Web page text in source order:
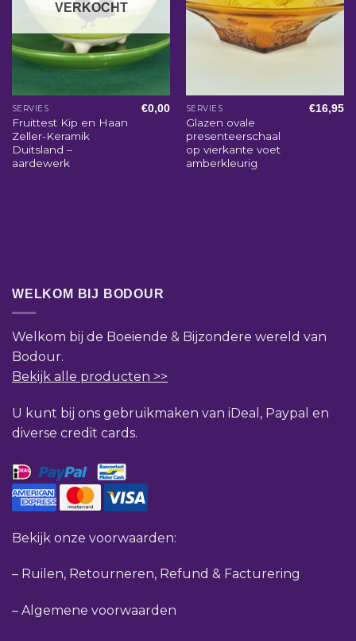
VERKOCHT
SERVIES
Fruittest Kip en Haan
Zeller-Keramik
Duitsland –
aardewerk
€0,00 SERVIES
Glazen ovale
presenteerschaal
op vierkante voet
amberkleurig
€16,95
WELKOM BIJ BODOUR
Welkom bij de Boeiende & Bijzondere wereld van
Bodour.
Bekijk alle producten >>
U kunt bij ons gebruikmaken van iDeal, Paypal en
diverse credit cards.
Bekijk onze voorwaarden:
– Ruilen, Retourneren, Refund & Facturering
– Algemene voorwaarden